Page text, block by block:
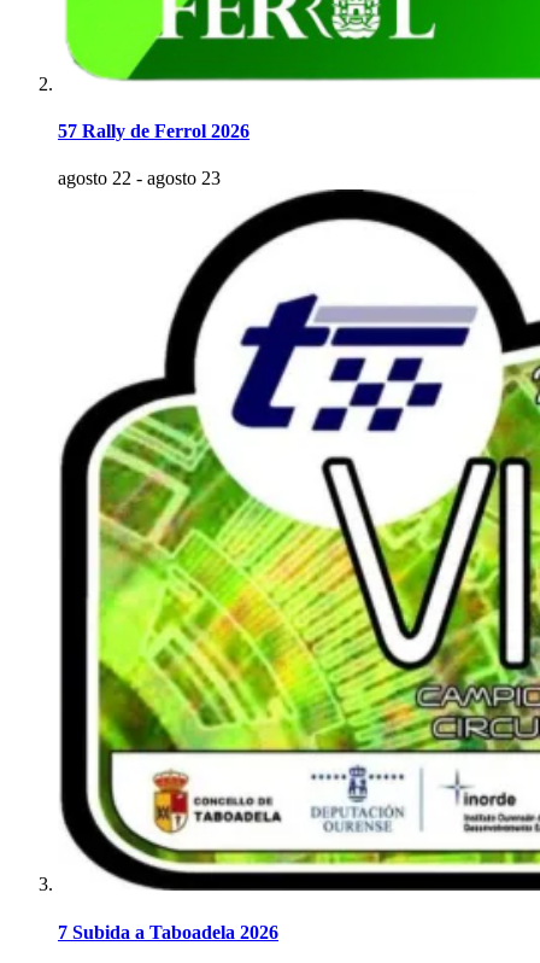
57 Rally de Ferrol 2026
agosto 22 - agosto 23
7 Subida a Taboadela 2026